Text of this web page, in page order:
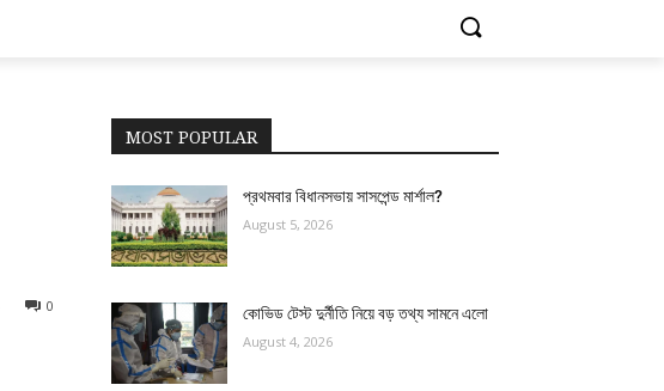
0
MOST POPULAR
প্রথমবার বিধানসভায় সাসপেন্ড মার্শাল?
August 5, 2026
কোভিড টেস্ট দুর্নীতি নিয়ে বড় তথ্য সামনে এলো
August 4, 2026